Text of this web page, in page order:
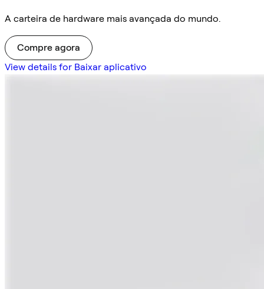
A carteira de hardware mais avançada do mundo.
Compre agora
View details for Baixar aplicativo